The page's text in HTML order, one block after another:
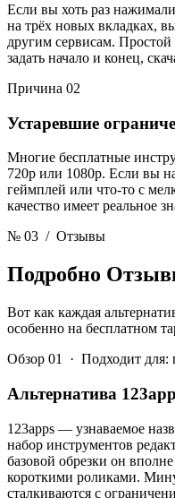
Если вы хоть раз
на трёх новых вкладках,
другим сервисам. Простой
задать начало и конец,
Причина 02
Устаревшие
Многие бесплатные
720p или 1080p. Если вы
геймплей или что-то с
качество имеет реальное
№ 03 / Отзывы
Подробно
Вот как каждая
особенно на бесплатном
Обзор 01 · Подходит для:
Альтернатива
123apps — узнаваемое
набор инструментов
базовой обрезки он
короткими роликами.
сталкиваются с